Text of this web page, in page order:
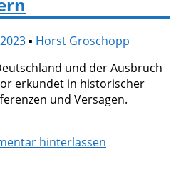
▪ Horst Groschopp
und der Ausbruch
erkundet in historischer
und Versagen.
hinterlassen